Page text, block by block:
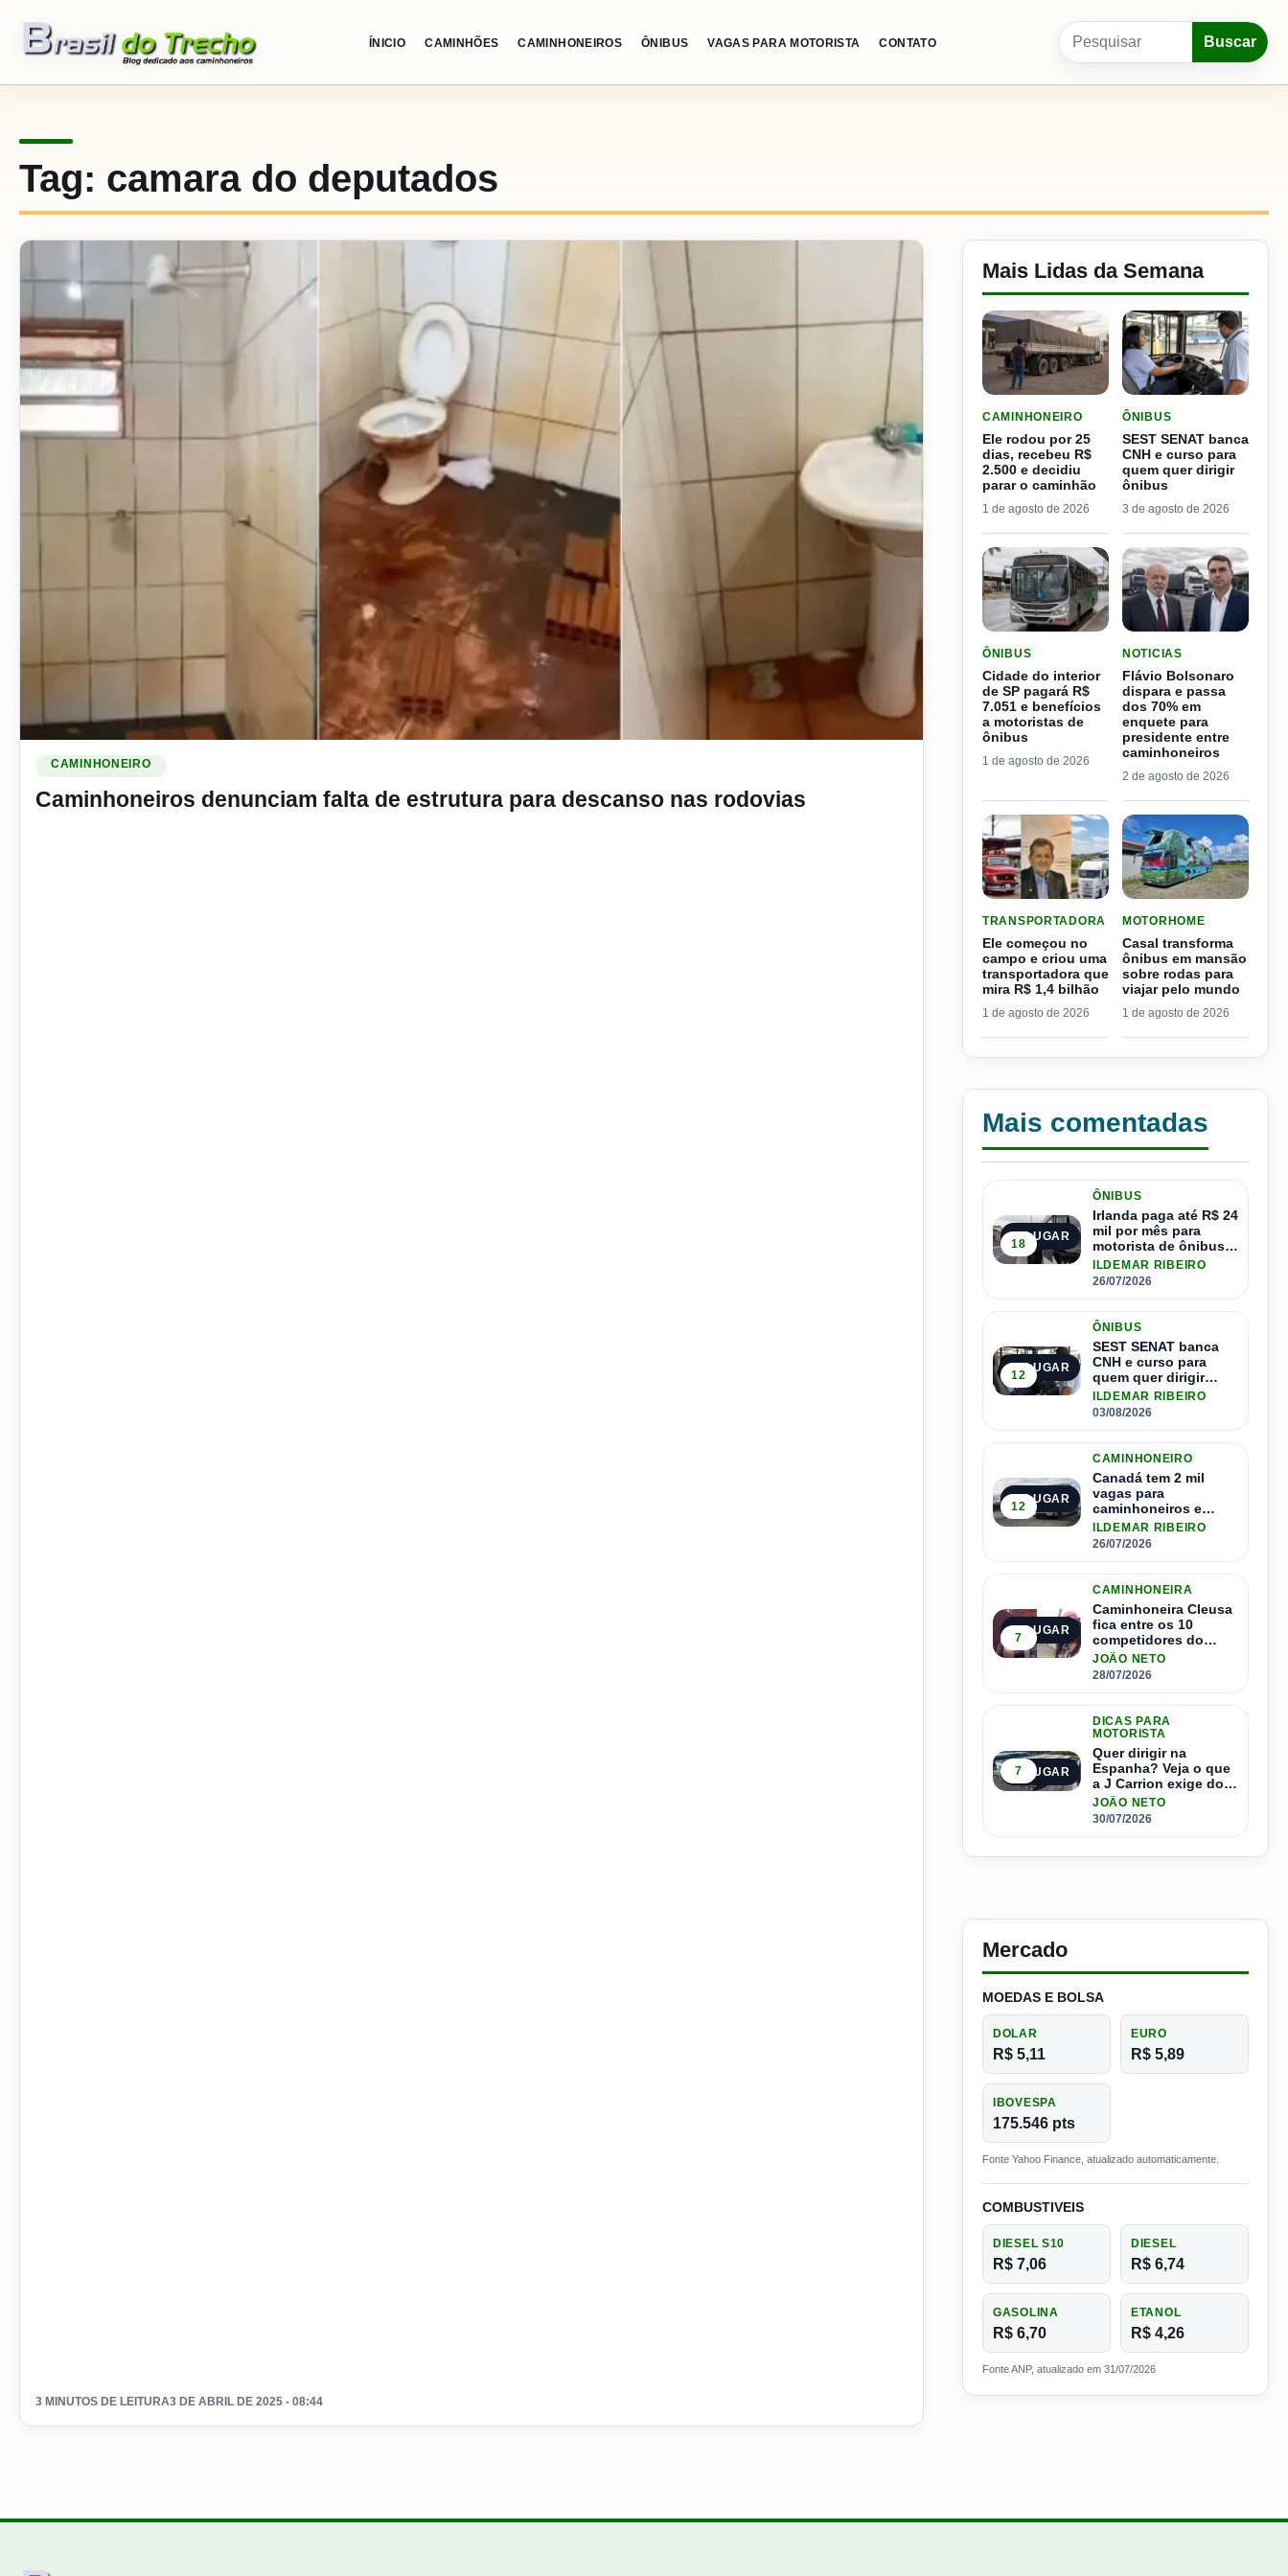
ÍNICIO CAMINHÕES CAMINHONEIROS ÔNIBUS VAGAS PARA MOTORISTA CONTATO
Pesquisar por:
Buscar
Tag: camara do deputados
CAMINHONEIRO
Caminhoneiros denunciam falta de estrutura para descanso nas rodovias
3 MINUTOS DE LEITURA3 DE ABRIL DE 2025 - 08:44
Mais Lidas da Semana
CAMINHONEIRO
Ele rodou por 25
dias, recebeu R$
2.500 e decidiu
parar o caminhão
1 de agosto de 2026
ÔNIBUS
SEST SENAT banca
CNH e curso para
quem quer dirigir
ônibus
3 de agosto de 2026
ÔNIBUS
Cidade do interior
de SP pagará R$
7.051 e benefícios
a motoristas de
ônibus
1 de agosto de 2026
NOTICIAS
Flávio Bolsonaro
dispara e passa
dos 70% em
enquete para
presidente entre
caminhoneiros
2 de agosto de 2026
TRANSPORTADORA
Ele começou no
campo e criou uma
transportadora que
mira R$ 1,4 bilhão
1 de agosto de 2026
MOTORHOME
Casal transforma
ônibus em mansão
sobre rodas para
viajar pelo mundo
1 de agosto de 2026
Mais comentadas
1º LUGAR
18
ÔNIBUS
Irlanda paga até R$ 24
mil por mês para
motorista de ônibus e
pode contratar até
1.500 motoristas
ILDEMAR RIBEIRO
26/07/2026
2º LUGAR
12
ÔNIBUS
SEST SENAT banca
CNH e curso para
quem quer dirigir
ônibus
ILDEMAR RIBEIRO
03/08/2026
3º LUGAR
12
CAMINHONEIRO
Canadá tem 2 mil
vagas para
caminhoneiros e
salário de até R$ 24
mil por mês
ILDEMAR RIBEIRO
26/07/2026
4º LUGAR
7
CAMINHONEIRA
Caminhoneira Cleusa
fica entre os 10
competidores do
Master Driver Brasil
JOÃO NETO
28/07/2026
5º LUGAR
7
DICAS PARA
MOTORISTA
Quer dirigir na
Espanha? Veja o que
a J Carrion exige dos
brasileiros
JOÃO NETO
30/07/2026
Mercado
MOEDAS E BOLSA
DOLAR
R$ 5,11
EURO
R$ 5,89
IBOVESPA
175.546 pts
Fonte Yahoo Finance, atualizado automaticamente.
COMBUSTIVEIS
DIESEL S10
R$ 7,06
DIESEL
R$ 6,74
GASOLINA
R$ 6,70
ETANOL
R$ 4,26
Fonte ANP, atualizado em 31/07/2026